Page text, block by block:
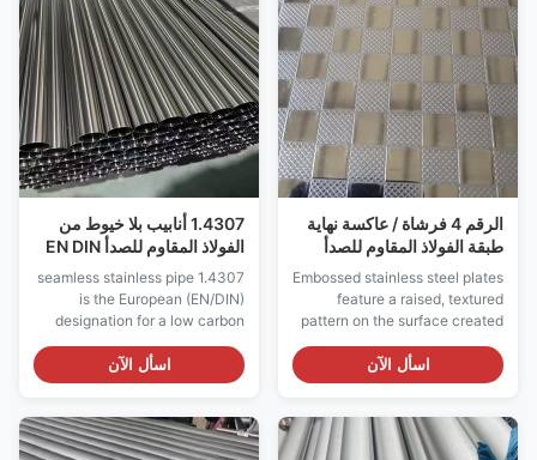
316 and 316L stainless steel,
which contain ...
super duplex grades offer
approximately ...
الرقم 4 فرشاة / عاكسة نهاية
طبقة الفولاذ المقاوم للصدأ
المرتفعة ورقة نمط
Embossed stainless steel plates
feature a raised, textured
pattern on the surface created
through a stamping or rolling
process. This embossing
provides both aesthetic appeal
including enhanced grip,
scratch concealment, and
اسأل الآن
1.4307 أنابيب بلا خيوط من
الفولاذ المقاوم للصدأ EN DIN
منخفضة الكربون
1.4307 seamless stainless pipe
is the European (EN/DIN)
designation for a low carbon
austenitic stainless steel grade,
equivalent to UNS S30403
and ASTM A312 TP304L. This
for applications requiring
excellent corrosion resistance
اسأل الآن